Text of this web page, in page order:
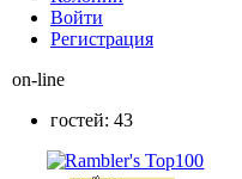
Войти
Peгиcтpaция
on-line
гостей: 43